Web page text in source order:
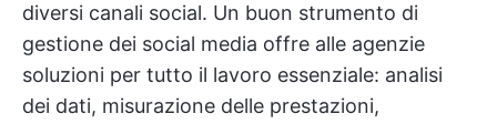
diversi canali social. Un buon strumento di
gestione dei social media offre alle agenzie
soluzioni per tutto il lavoro essenziale: analisi
dei dati, misurazione delle prestazioni,